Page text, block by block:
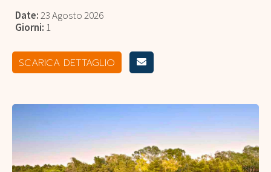
Date:23 Agosto 2026
Giorni: 1
SCARICA DETTAGLIO